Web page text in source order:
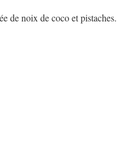
de noix de coco et pistaches.